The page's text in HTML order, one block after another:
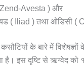
Zend-Avesta ) और
( Iliad ) तथा ओडिसी (
कसौटियों के बारे में
है। इस दृष्टि से ऋग्वेद